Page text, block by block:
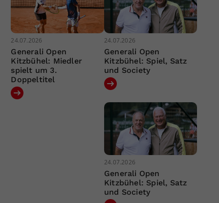
24.07.2026
Generali Open
Kitzbühel: Miedler
spielt um 3.
Doppeltitel
24.07.2026
Generali Open
Kitzbühel: Spiel, Satz
und Society
24.07.2026
Generali Open
Kitzbühel: Spiel, Satz
und Society